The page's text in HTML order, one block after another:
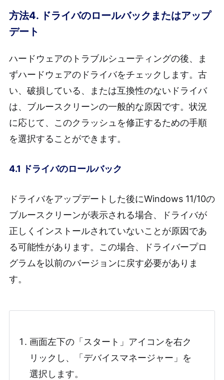
方法4. ドライバのロールバックまたはアップ
デート
ハードウェアのトラブルシューティングの後、ま
ずハードウェアのドライバをチェックします。古
い、破損している、または互換性のないドライバ
は、ブルースクリーンの一般的な原因です。状況
に応じて、このクラッシュを修正するための手順
を選択することができます。
4.1 ドライバのロールバック
ドライバをアップデートした後にWindows 11/10の
ブルースクリーンが表示される場合、ドライバが
正しくインストールされていないことが原因であ
る可能性があります。この場合、ドライバープロ
グラムを以前のバージョンに戻す必要がありま
す。
画面左下の「スタート」アイコンを右ク
リックし、「デバイスマネージャー」を
選択します。